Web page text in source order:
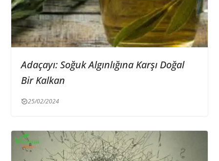
Adaçayı: Soğuk Algınlığına Karşı Doğal
Bir Kalkan
25/02/2024